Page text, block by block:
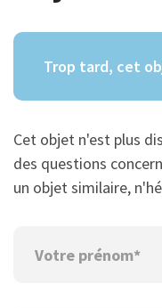
Trop tard, cet
Cet objet n'est plus
des questions
un objet similaire,